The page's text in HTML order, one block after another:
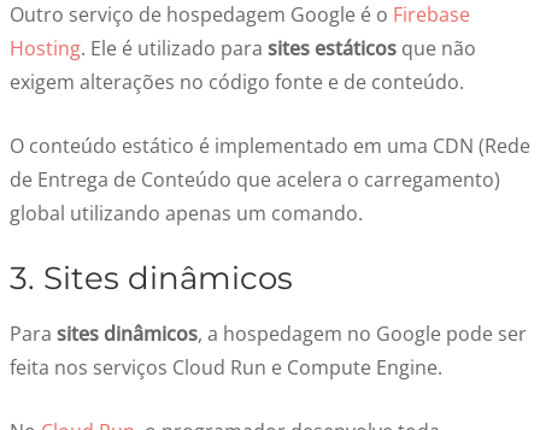
Outro serviço de hospedagem Google é o Firebase
Hosting. Ele é utilizado para sites estáticos que não
exigem alterações no código fonte e de conteúdo.
O conteúdo estático é implementado em uma CDN (Rede
de Entrega de Conteúdo que acelera o carregamento)
global utilizando apenas um comando.
3. Sites dinâmicos
Para sites dinâmicos, a hospedagem no Google pode ser
feita nos serviços Cloud Run e Compute Engine.